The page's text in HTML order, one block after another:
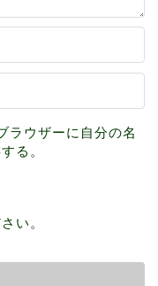
ラウザーに自分の名
る。
い。